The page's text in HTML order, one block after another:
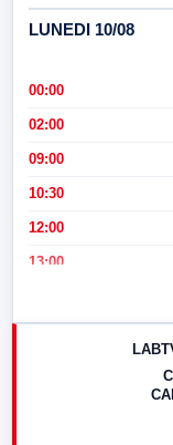
LUNEDI 10/08
00:00
02:00
09:00
10:30
12:00
13:00